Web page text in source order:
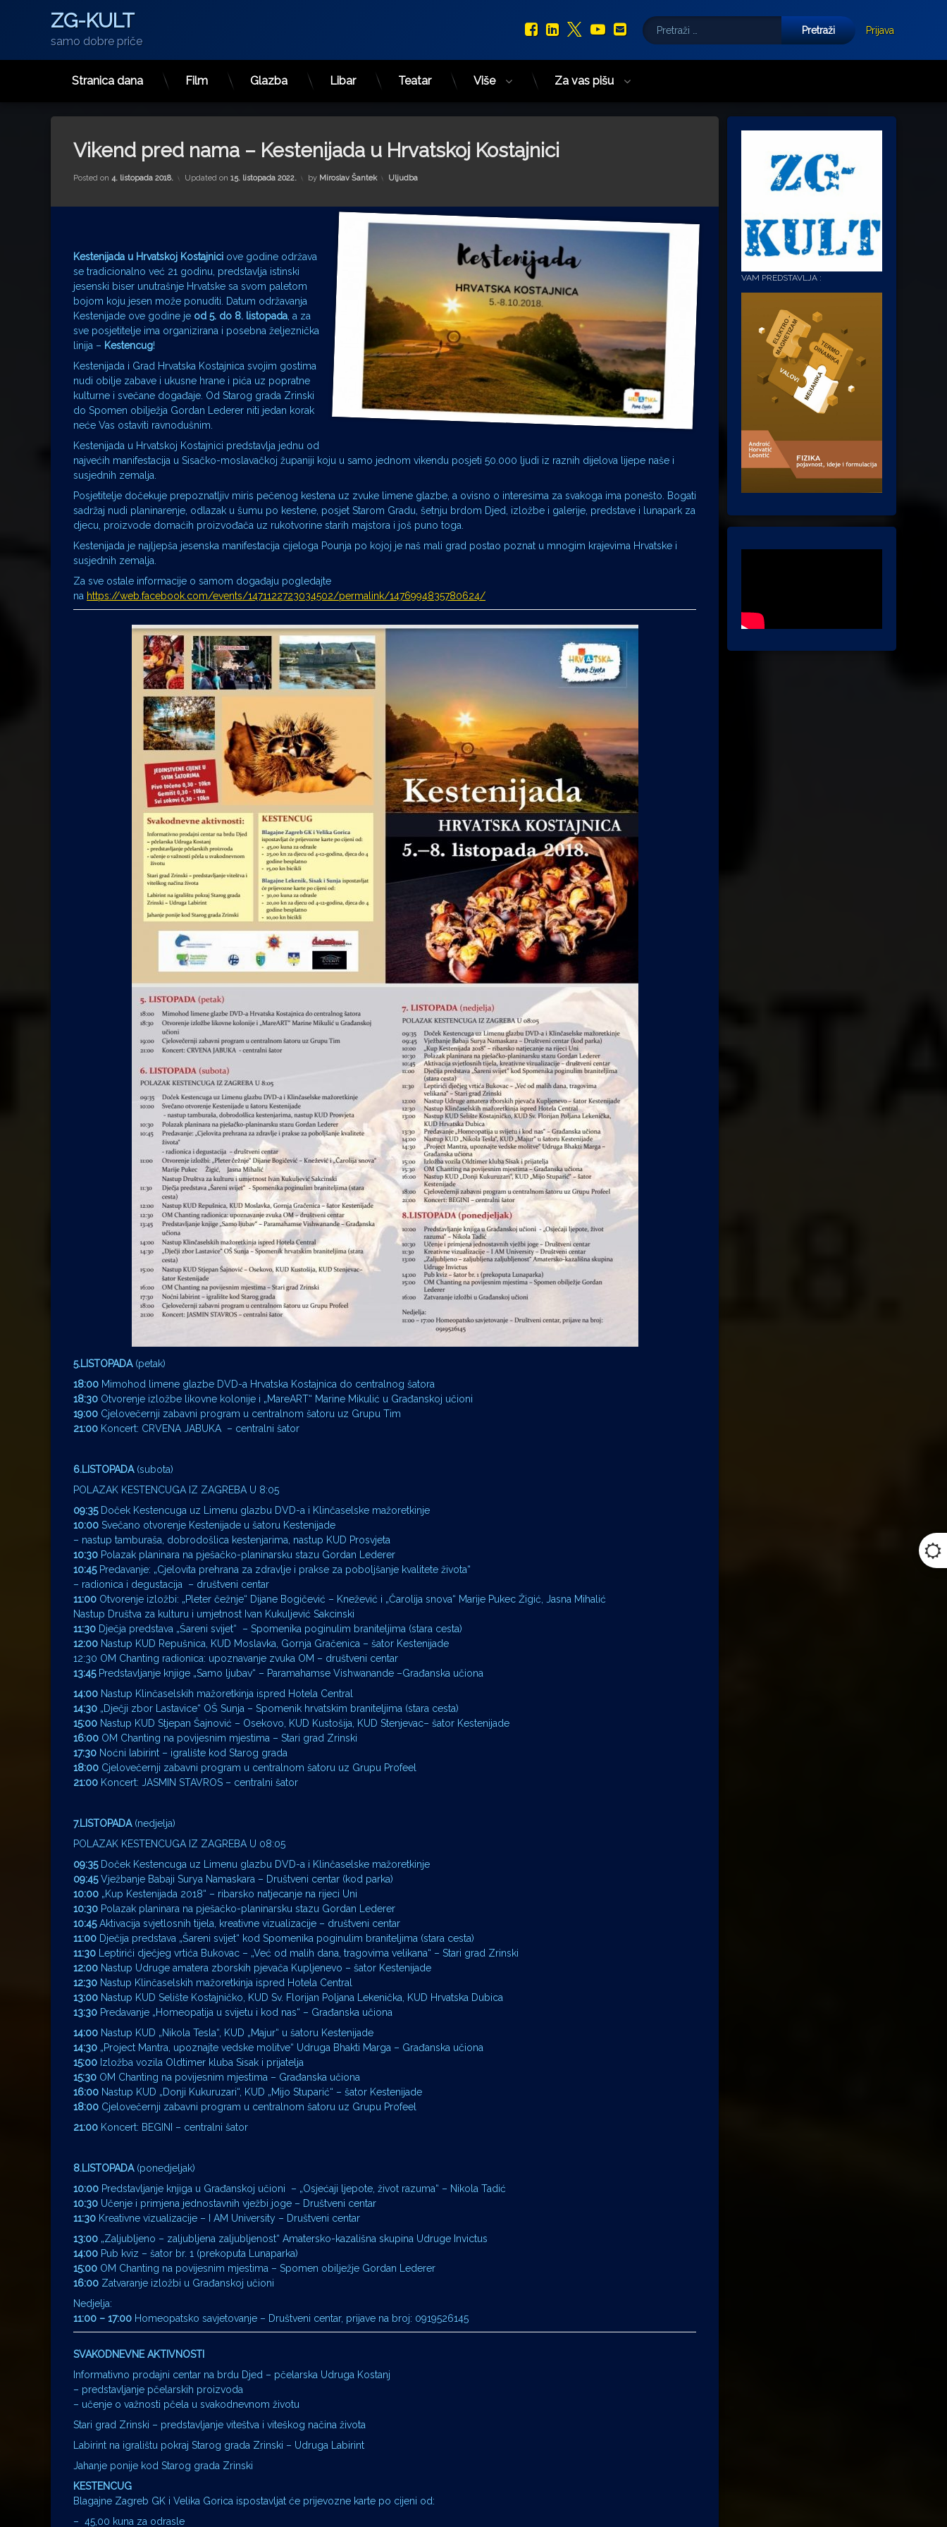
ZG-KULT
samo dobre priče
Facebook
LinkedIn
X.com
YouTube
E-mail
Pretraži:
Prijava
Stranica dana Film Glazba Libar Teatar Više Za vas pišu
Vikend pred nama – Kestenijada u Hrvatskoj Kostajnici
Posted on 4. listopada 2018. Updated on 15. listopada 2022. by Miroslav Šantek Kategorije:
Uljudba
Kestenijada u Hrvatskoj Kostajnici ove godine održava
se tradicionalno već 21 godinu, predstavlja istinski
jesenski biser unutrašnje Hrvatske sa svom paletom
bojom koju jesen može ponuditi. Datum održavanja
Kestenijade ove godine je od 5. do 8. listopada , a za
sve posjetitelje ima organizirana i posebna željeznička
linija – Kestencug!
Kestenijada i Grad Hrvatska Kostajnica svojim gostima
nudi obilje zabave i ukusne hrane i pića uz popratne
kulturne i svečane događaje. Od Starog grada Zrinski
do Spomen obilježja Gordan Lederer niti jedan korak
neće Vas ostaviti ravnodušnim.
Kestenijada u Hrvatskoj Kostajnici predstavlja jednu od
najvećih manifestacija u Sisačko-moslavačkoj županiji koju u samo jednom vikendu posjeti 50.000 ljudi iz raznih dijelova lijepe naše i
susjednih zemalja.
Posjetitelje dočekuje prepoznatljiv miris pečenog kestena uz zvuke limene glazbe, a ovisno o interesima za svakoga ima ponešto. Bogati
sadržaj nudi planinarenje, odlazak u šumu po kestene, posjet Starom Gradu, šetnju brdom Djed, izložbe i galerije, predstave i lunapark za
djecu, proizvode domaćih proizvođača uz rukotvorine starih majstora i još puno toga.
Kestenijada je najljepša jesenska manifestacija cijeloga Pounja po kojoj je naš mali grad postao poznat u mnogim krajevima Hrvatske i
susjednih zemalja.
Za sve ostale informacije o samom događaju pogledajte
na https://web.facebook.com/events/1471122723034502/permalink/1476994835780624/
5.LISTOPADA(petak)
18:00 Mimohod limene glazbe DVD-a Hrvatska Kostajnica do centralnog šatora
18:30 Otvorenje izložbe likovne kolonije i „MareART“ Marine Mikulić u Građanskoj učioni
19:00 Cjelovečernji zabavni program u centralnom šatoru uz Grupu Tim
21:00 Koncert: CRVENA JABUKA – centralni šator
6.LISTOPADA(subota)
POLAZAK KESTENCUGA IZ ZAGREBA U 8:05
09:35Doček Kestencuga uz Limenu glazbu DVD-a i Klinčaselske mažoretkinje
10:00 Svečano otvorenje Kestenijade u šatoru Kestenijade
– nastup tamburaša, dobrodošlica kestenjarima, nastup KUD Prosvjeta
10:30 Polazak planinara na pješačko-planinarsku stazu Gordan Lederer
10:45Predavanje: „Cjelovita prehrana za zdravlje i prakse za poboljšanje kvalitete života“
– radionica i degustacija – društveni centar
11:00 Otvorenje izložbi: „Pleter čežnje“ Dijane Bogičević – Knežević i „Čarolija snova“ Marije Pukec Žigić, Jasna Mihalić
Nastup Društva za kulturu i umjetnost Ivan Kukuljević Sakcinski
11:30 Dječja predstava „Šareni svijet“ – Spomenika poginulim braniteljima (stara cesta)
12:00 Nastup KUD Repušnica, KUD Moslavka, Gornja Gračenica – šator Kestenijade
12:30 OM Chanting radionica: upoznavanje zvuka OM – društveni centar
13:45Predstavljanje knjige „Samo ljubav“ – Paramahamse Vishwanande –Građanska učiona
14:00 Nastup Klinčaselskih mažoretkinja ispred Hotela Central
14:30 „Dječji zbor Lastavice“ OŠ Sunja – Spomenik hrvatskim braniteljima (stara cesta)
15:00 Nastup KUD Stjepan Šajnović – Osekovo, KUD Kustošija, KUD Stenjevac– šator Kestenijade
16:00 OM Chanting na povijesnim mjestima – Stari grad Zrinski
17:30 Noćni labirint – igralište kod Starog grada
18:00 Cjelovečernji zabavni program u centralnom šatoru uz Grupu Profeel
21:00 Koncert: JASMIN STAVROS – centralni šator
7.LISTOPADA(nedjelja)
POLAZAK KESTENCUGA IZ ZAGREBA U 08:05
09:35Doček Kestencuga uz Limenu glazbu DVD-a i Klinčaselske mažoretkinje
09:45Vježbanje Babaji Surya Namaskara – Društveni centar (kod parka)
10:00 „Kup Kestenijada 2018“ – ribarsko natjecanje na rijeci Uni
10:30 Polazak planinara na pješačko-planinarsku stazu Gordan Lederer
10:45Aktivacija svjetlosnih tijela, kreativne vizualizacije – društveni centar
11:00 Dječija predstava „Šareni svijet“ kod Spomenika poginulim braniteljima (stara cesta)
11:30 Leptirići dječjeg vrtića Bukovac – „Već od malih dana, tragovima velikana“ – Stari grad Zrinski
12:00 Nastup Udruge amatera zborskih pjevača Kupljenevo – šator Kestenijade
12:30 Nastup Klinčaselskih mažoretkinja ispred Hotela Central
13:00 Nastup KUD Selište Kostajničko, KUD Sv. Florijan Poljana Lekenička, KUD Hrvatska Dubica
13:30 Predavanje „Homeopatija u svijetu i kod nas“ – Građanska učiona
14:00 Nastup KUD „Nikola Tesla“, KUD „Majur“ u šatoru Kestenijade
14:30 „Project Mantra, upoznajte vedske molitve“ Udruga Bhakti Marga – Građanska učiona
15:00 Izložba vozila Oldtimer kluba Sisak i prijatelja
15:30 OM Chanting na povijesnim mjestima – Građanska učiona
16:00 Nastup KUD „Donji Kukuruzari“, KUD „Mijo Stuparić“ – šator Kestenijade
18:00 Cjelovečernji zabavni program u centralnom šatoru uz Grupu Profeel
21:00 Koncert: BEGINI – centralni šator
8.LISTOPADA(ponedjeljak)
10:00 Predstavljanje knjiga u Građanskoj učioni – „Osjećaji ljepote, život razuma“ – Nikola Tadić
10:30 Učenje i primjena jednostavnih vježbi joge – Društveni centar
11:30 Kreativne vizualizacije – I AM University – Društveni centar
13:00 „Zaljubljeno – zaljubljena zaljubljenost“ Amatersko-kazališna skupina Udruge Invictus
14:00 Pub kviz – šator br. 1 (prekoputa Lunaparka)
15:00 OM Chanting na povijesnim mjestima – Spomen obilježje Gordan Lederer
16:00 Zatvaranje izložbi u Građanskoj učioni
Nedjelja:
11:00 – 17:00 Homeopatsko savjetovanje – Društveni centar, prijave na broj: 0919526145
SVAKODNEVNE AKTIVNOSTI
Informativno prodajni centar na brdu Djed – pčelarska Udruga Kostanj
– predstavljanje pčelarskih proizvoda
– učenje o važnosti pčela u svakodnevnom životu
Stari grad Zrinski – predstavljanje viteštva i viteškog načina života
Labirint na igralištu pokraj Starog grada Zrinski – Udruga Labirint
Jahanje ponije kod Starog grada Zrinski
KESTENCUG
Blagajne Zagreb GK i Velika Gorica ispostavljat će prijevozne karte po cijeni od:
– 45,00 kuna za odrasle
VAM PREDSTAVLJA :